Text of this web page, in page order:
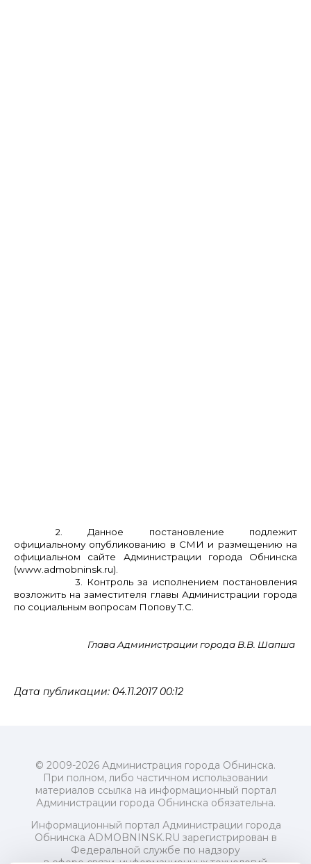
2. Данное постановление подлежит
официальному опубликованию в СМИ и размещению на
официальном сайте Администрации города Обнинска
(www.admobninsk.ru).
3. Контроль за исполнением постановления
возложить на заместителя главы Администрации города
по социальным вопросам Попову Т.С.
Глава Администрации города В.В. Шапша
Дата публикации: 04.11.2017 00:12
© 2009-2026 Администрация города Обнинска.
При полном, либо частичном использовании
материалов ссылка на информационный портал
Администрации города Обнинска обязательна.
Информационный портал Администрации города
Обнинска ADMOBNINSK.RU зарегистрирован в
Федеральной службе по надзору